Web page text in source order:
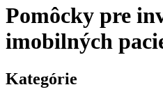
Pomôcky pre
imobilných
Kategórie